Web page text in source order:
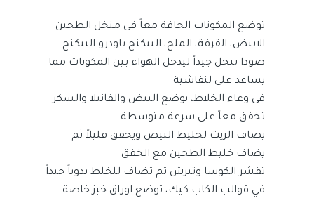
توضع المكونات الجافة معاً في منخل الطحين
الابيض، القرفة، الملح، البيكنج باودرو البيكنج
صودا تنخل جيداً ليدخل الهواء بين المكونات مما
يساعد على لنفاشية
في وعاء الخلاط، يوضع البيض والفانيلا والسكر
تخفق معاً على سرعة متوسطة
يضاف الزيت لخليط البيض ويخفق قليلاً ثم
يضاف خليط الطحين مع الخفق
تقشر الكوسا وتبرش ثم تضاف للخلط يدوياً جيداً
في قوالب الكاب كيك، توضع اوراق خبز خاصة